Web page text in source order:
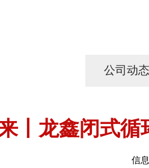
公司动态
丨龙鑫闭式
信